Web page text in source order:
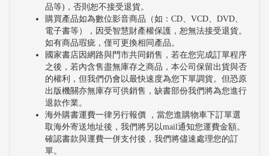
品等)，否則恕不接受退貨。
購買產品如為數位影音商品（如：CD、VCD、DVD、
電子書等），因受智慧財產權保護，恕無法接受退貨。
如有商品瑕疵，僅可更換相同產品。
國家書店因網路與門市共同銷售，若在您完成訂單程序
之後，若內含售盡無庫存之商品，本公司保留出貨與否
的權利，但我們仍會以最快速度為您下單調貨。但恐原
出版機關亦無庫存可供銷售，缺書部份我們將為您進行
退款作業。
海外購書運費一律另行報價 ，當您進購物車下訂單選
取海外寄送地址後，我們將另以mail通知您運費金額。
確認書款與運費一併支付後，我們將儘速處理您的訂
單。